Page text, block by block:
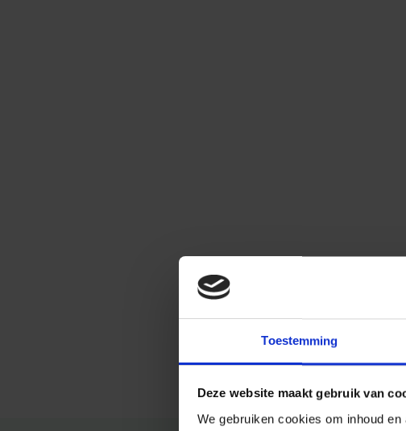
Toestemming
Deze website maakt gebruik van
We gebruiken cookies om inhoud